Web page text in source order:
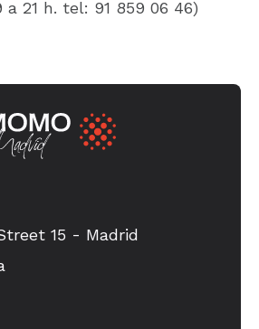
a 21 h. tel: 91 859 06 46)
15 - Madrid